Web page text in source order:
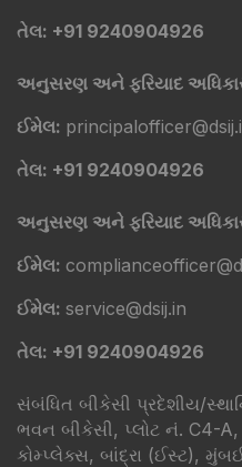
તેલ: +91 9240904926
અનુસરણ અને ફરિયાદ
ઈમેલ:
તેલ: +91 9240904926
અનુસરણ અને ફરિયાદ
ઈમેલ:
ઈમેલ: service@dsij.in
તેલ: +91 9240904926
સંબંધિત બીકેસી પ્રદેશીય/
ભવન બીકેસી, પ્લોટ નં. C4-A,
કોમ્પ્લેક્સ, બાંદ્રા (ઈસ્ટ),